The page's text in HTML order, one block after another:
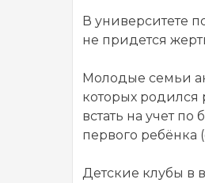
В университете
не придется
Молодые семьи
которых родился
встать на учет
первого ребёнка
Детские клубы в